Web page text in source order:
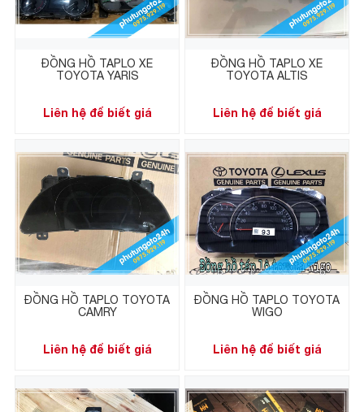
ĐỒNG HỒ TAPLO XE
TOYOTA YARIS
Liên hệ để biết giá
ĐỒNG HỒ TAPLO XE
TOYOTA ALTIS
Liên hệ để biết giá
ĐỒNG HỒ TAPLO TOYOTA
CAMRY
Liên hệ để biết giá
ĐỒNG HỒ TAPLO TOYOTA
WIGO
Liên hệ để biết giá